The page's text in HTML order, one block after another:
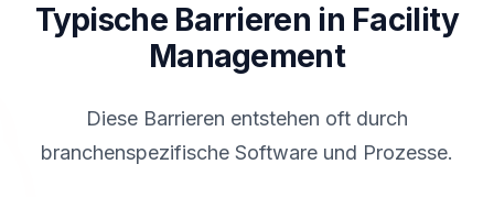
Typische Barrieren in Facility
Management
Diese Barrieren entstehen oft durch
branchenspezifische Software und Prozesse.